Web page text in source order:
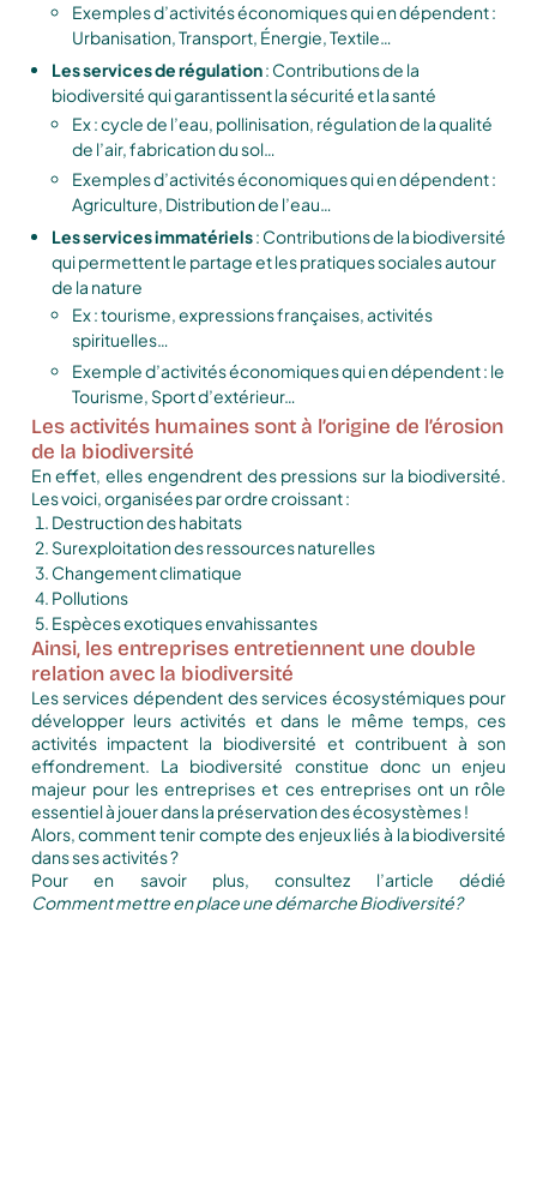
Exemples d’activités économiques qui en dépendent :
Urbanisation, Transport, Énergie, Textile…
Les services de régulation: Contributions de la
biodiversité qui garantissent la sécurité et la santé
Ex : cycle de l’eau, pollinisation, régulation de la qualité
de l’air, fabrication du sol…
Exemples d’activités économiques qui en dépendent :
Agriculture, Distribution de l’eau…
Les services immatériels: Contributions de la biodiversité
qui permettent le partage et les pratiques sociales autour
de la nature
Ex : tourisme, expressions françaises, activités
spirituelles…
Exemple d’activités économiques qui en dépendent : le
Tourisme, Sport d’extérieur…
Les activités humaines sont à l’origine de l’érosion
de la biodiversité
En effet, elles engendrent des pressions sur la biodiversité.
Les voici, organisées par ordre croissant :
Destruction des habitats
Surexploitation des ressources naturelles
Changement climatique
Pollutions
Espèces exotiques envahissantes
Ainsi, les entreprises entretiennent une double
relation avec la biodiversité
Les services dépendent des services écosystémiques pour
développer leurs activités et dans le même temps, ces
activités impactent la biodiversité et contribuent à son
effondrement. La biodiversité constitue donc un enjeu
majeur pour les entreprises et ces entreprises ont un rôle
essentiel à jouer dans la préservation des écosystèmes !
Alors, comment tenir compte des enjeux liés à la biodiversité
dans ses activités ?
Pour en savoir plus, consultez l’article dédié
Comment mettre en place une démarche Biodiversité?